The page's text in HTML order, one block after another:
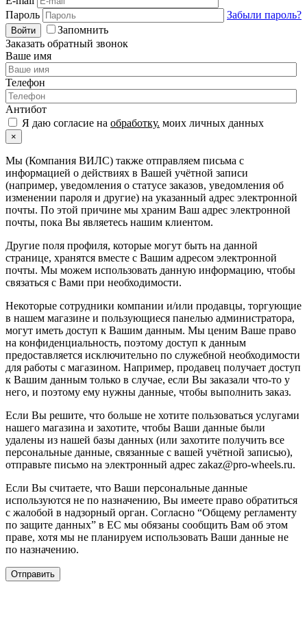
Пароль
Забыли пароль?
Войти
Запомнить
Заказать обратный звонок
Ваше имя
Телефон
Антибот
Я даю согласие на обработку. моих личных данных
×
Мы (Компания ВИЛС) также отправляем письма с
информацией о действиях в Вашей учётной записи
(например, уведомления о статусе заказов, уведомления об
изменении пароля и другие) на указанный адрес электронной
почты. По этой причине мы храним Ваш адрес электронной
почты, пока Вы являетесь нашим клиентом.
Другие поля профиля, которые могут быть на данной
странице, хранятся вместе с Вашим адресом электронной
почты. Мы можем использовать данную информацию, чтобы
связаться с Вами при необходимости.
Некоторые сотрудники компании и/или продавцы, торгующие
в нашем магазине и пользующиеся панелью администратора,
могут иметь доступ к Вашим данным. Мы ценим Ваше право
на конфиденциальность, поэтому доступ к данным
предоставляется исключительно по служебной необходимости
для работы с магазином. Например, продавец получает доступ
к Вашим данным только в случае, если Вы заказали что-то у
него, и поэтому ему нужны данные, чтобы выполнить заказ.
Если Вы решите, что больше не хотите пользоваться услугами
нашего магазина и захотите, чтобы Ваши данные были
удалены из нашей базы данных (или захотите получить все
персональные данные, связанные с вашей учётной записью),
отправьте письмо на электронный адрес zakaz@pro-wheels.ru.
Если Вы считаете, что Ваши персональные данные
используются не по назначению, Вы имеете право обратиться
с жалобой в надзорный орган. Согласно “Общему регламенту
по защите данных” в ЕС мы обязаны сообщить Вам об этом
праве, хотя мы не планируем использовать Ваши данные не
по назначению.
Отправить